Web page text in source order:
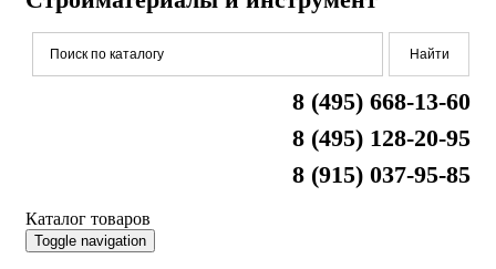
8 (495) 668-13-60
8 (495) 128-20-95
8 (915) 037-95-85
Каталог товаров
Toggle navigation